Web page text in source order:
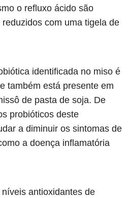
o refluxo ácido são
com uma tigela de
identificada no miso é
também está presente em
de pasta de soja. De
probióticos deste
a diminuir os sintomas de
a doença inflamatória
antioxidantes de